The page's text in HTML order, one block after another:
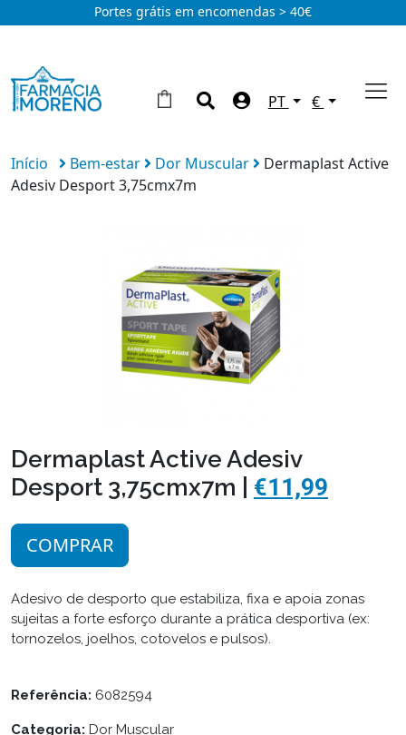
Portes grátis em encomendas > 40€
PT €
Início Bem-estar Dor Muscular
Dermaplast Active
Adesiv Desport 3,75cmx7m
Dermaplast Active Adesiv
Desport 3,75cmx7m | €11,99
COMPRAR
Adesivo de desporto que estabiliza, fixa e apoia zonas
sujeitas a forte esforço durante a prática desportiva (ex:
tornozelos, joelhos, cotovelos e pulsos).
Referência: 6082594
Categoria: Dor Muscular